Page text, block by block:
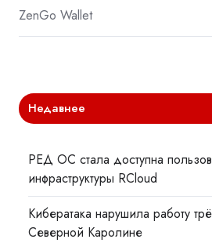
ZenGo Wallet
Недавнее
РЕД ОС стала доступна
инфраструктуры RCloud
Кибератака нарушила работу
Северной Каролине